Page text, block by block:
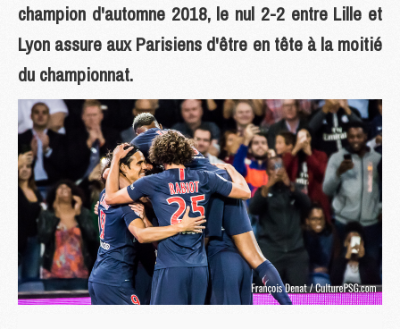
champion d'automne 2018, le nul 2-2 entre Lille et
Lyon assure aux Parisiens d'être en tête à la moitié
du championnat.